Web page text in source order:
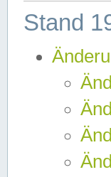
Stand